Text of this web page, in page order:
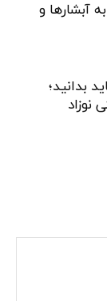
آبشارها و
بدانید؛